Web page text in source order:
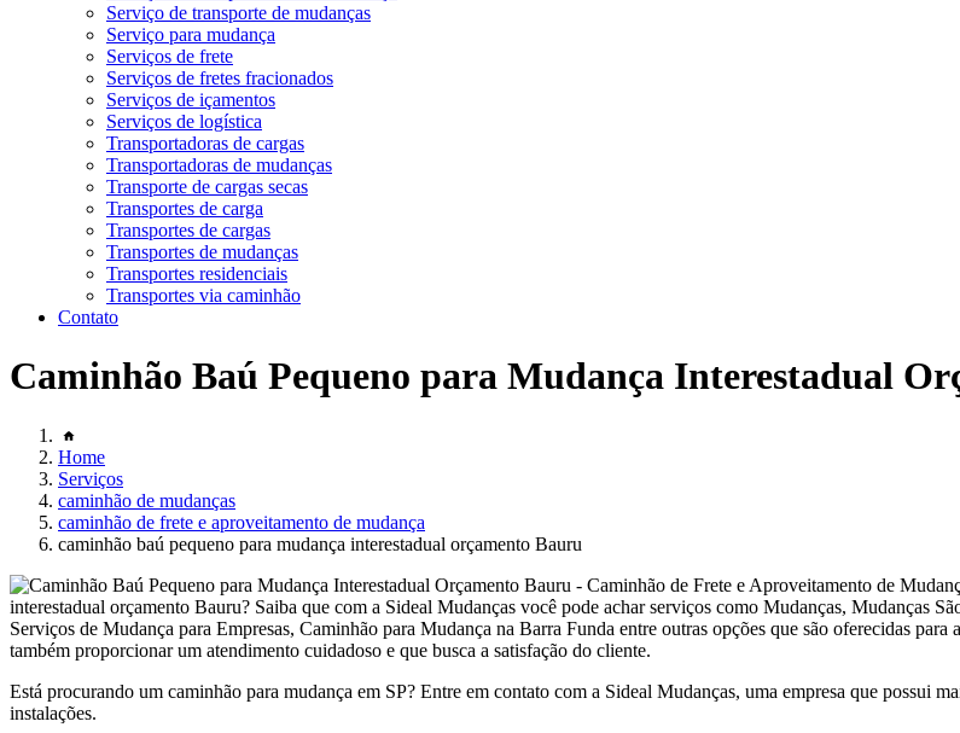
Serviço de transporte de mudanças
Serviço para mudança
Serviços de frete
Serviços de fretes fracionados
Serviços de içamentos
Serviços de logística
Transportadoras de cargas
Transportadoras de mudanças
Transporte de cargas secas
Transportes de carga
Transportes de cargas
Transportes de mudanças
Transportes residenciais
Transportes via caminhão
Contato
Caminhão Baú Pequeno para Mudança Interestadual
Home
Serviços
caminhão de mudanças
caminhão de frete e aproveitamento de mudança
caminhão baú pequeno para mudança interestadual orçamento Bauru
interestadual orçamento Bauru? Saiba que com a Sideal Mudanças você pode achar serviços como Mudanças, Mudanças
Serviços de Mudança para Empresas, Caminhão para Mudança na Barra Funda entre outras opções que são oferecidas
também proporcionar um atendimento cuidadoso e que busca a satisfação do cliente.
Está procurando um caminhão para mudança em SP? Entre em contato com a Sideal Mudanças, uma empresa que possui
instalações.